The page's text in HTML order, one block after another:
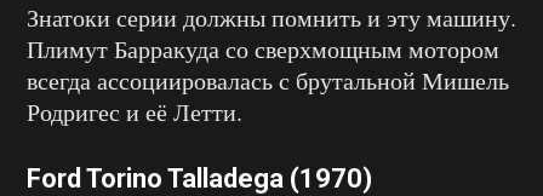
Знатоки серии должны помнить и эту машину.
Плимут Барракуда со сверхмощным мотором
всегда ассоциировалась с брутальной Мишель
Родригес и её Летти.
Ford Torino Talladega (1970)